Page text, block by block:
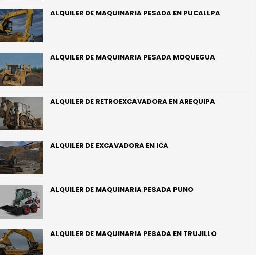
ALQUILER DE MAQUINARIA PESADA EN PUCALLPA
ALQUILER DE MAQUINARIA PESADA MOQUEGUA
ALQUILER DE RETROEXCAVADORA EN AREQUIPA
ALQUILER DE EXCAVADORA EN ICA
ALQUILER DE MAQUINARIA PESADA PUNO
ALQUILER DE MAQUINARIA PESADA EN TRUJILLO